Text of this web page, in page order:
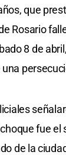
que
Rosario
8 de
fue el
de la